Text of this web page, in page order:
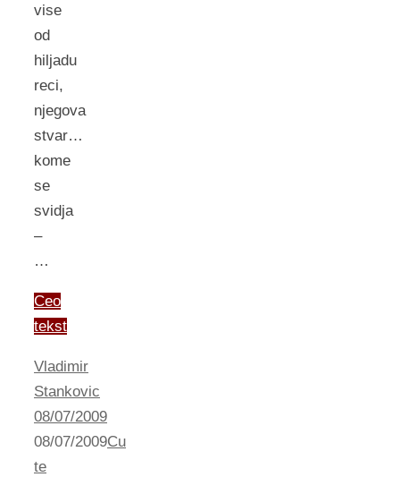
vise
od
hiljadu
reci,
njegova
stvar…
kome
se
svidja
–
…
Ceo
tekst
Vladimir
Stankovic
08/07/2009
08/07/2009Cu
te